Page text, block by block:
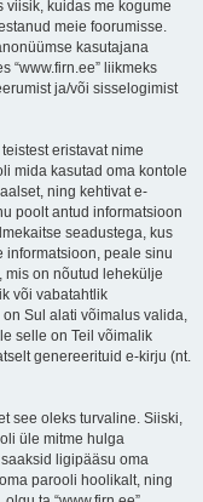
viisik, kuidas me kogume
meie foorumisse.
kasutajana
“www.firn.ee” liikmeks
ja/või sisselogimist
eristavat nime
mida kasutad oma kontole
ning kehtivat e-
poolt antud informatsioon
seadustega, kus
informatsioon, peale sinu
mis on nõutud lehekülje
või vabatahtlik
Sul alati võimalus valida,
selle on Teil võimalik
genereerituid e-kirju (nt.
see oleks turvaline. Siiski,
üle mitme hulga
ligipääsu oma
parooli hoolikalt, ning